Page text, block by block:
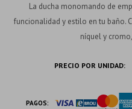
La ducha monomando de
funcionalidad y estilo en tu baño.
níquel y
PRECIO POR UNIDAD:
PAGOS: